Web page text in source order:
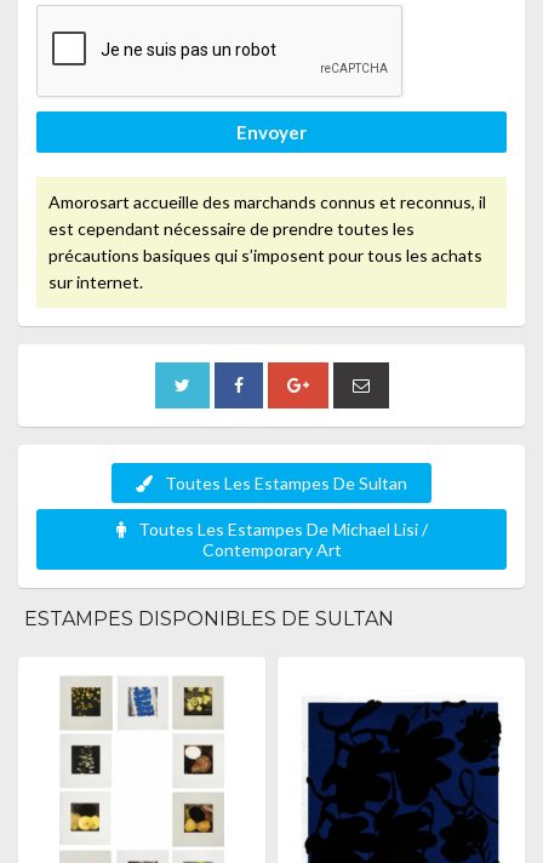
Envoyer
Amorosart accueille des marchands connus et reconnus, il
est cependant nécessaire de prendre toutes les
précautions basiques qui s’imposent pour tous les achats
sur internet.
Toutes Les Estampes De Sultan
Toutes Les Estampes De Michael Lisi /
Contemporary Art
ESTAMPES DISPONIBLES DE SULTAN